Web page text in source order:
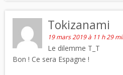
Tokizanami
19 mars 2019 à 11 h 29
Le dilemme T_T
Bon ! Ce sera Espagne !